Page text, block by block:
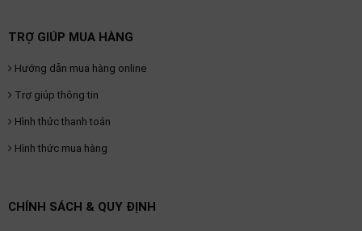
TRỢ GIÚP MUA HÀNG
Hướng dẫn mua hàng online
Trợ giúp thông tin
Hình thức thanh toán
Hình thức mua hàng
CHÍNH SÁCH & QUY ĐỊNH